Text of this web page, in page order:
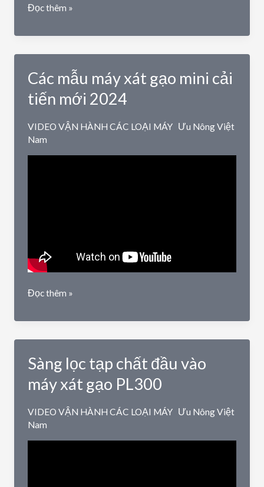
Hướng
điều
rung
lọc
sạn
cấp
Đọc thêm »
Các mẫu máy xát gạo mini cải
tiến mới 2024
VIDEO VẬN HÀNH CÁC LOẠI MÁY Ưu Nông Việt
Nam
Các
máy
mini
tiến
2024
Đọc thêm »
Sàng lọc tạp chất đầu vào
máy xát gạo PL300
VIDEO VẬN HÀNH CÁC LOẠI MÁY Ưu Nông Việt
Nam